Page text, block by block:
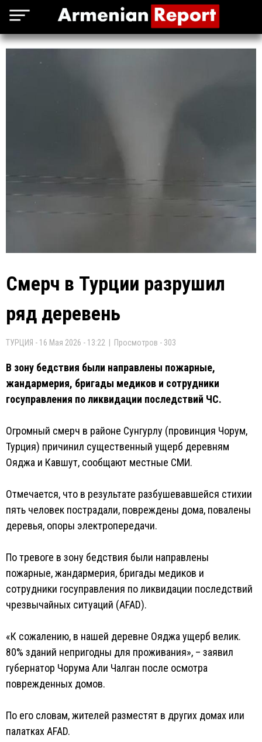
Смерч в Турции разрушил
ряд деревень
ТУРЦИЯ - 16 Мая 2026 - 13:22 | Просмотров - 303
В зону бедствия были направлены пожарные,
жандармерия, бригады медиков и сотрудники
госуправления по ликвидации последствий ЧС.
Огромный смерч в районе Сунгурлу (провинция Чорум,
Турция) причинил существенный ущерб деревням
Ояджа и Кавшут, сообщают местные СМИ.
Отмечается, что в результате разбушевавшейся стихии
пять человек пострадали, повреждены дома, повалены
деревья, опоры электропередачи.
По тревоге в зону бедствия были направлены
пожарные, жандармерия, бригады медиков и
сотрудники госуправления по ликвидации последствий
чрезвычайных ситуаций (AFAD).
«К сожалению, в нашей деревне Ояджа ущерб велик.
80% зданий непригодны для проживания», – заявил
губернатор Чорума Али Чалган после осмотра
поврежденных домов.
По его словам, жителей разместят в других домах или
палатках AFAD.